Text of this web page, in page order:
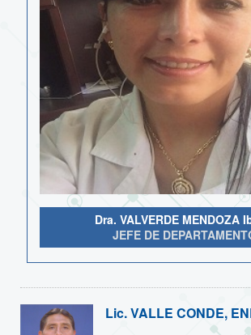
Dra. VALVERDE MENDOZA
JEFE DE
Lic.VALLE CONDE,